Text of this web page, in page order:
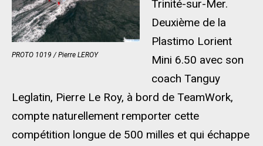
PROTO 1019 / Pierre LEROY
Trinité-sur-Mer.
Deuxième de la
Plastimo Lorient
Mini 6.50 avec son
coach Tanguy
Leglatin, Pierre Le Roy, à bord de TeamWork,
compte naturellement remporter cette
compétition longue de 500 milles et qui échappe